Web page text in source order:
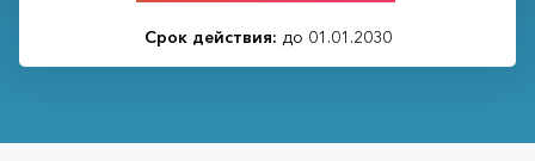
Срок действия: до 01.01.2030